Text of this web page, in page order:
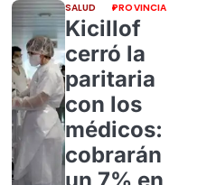
SALUD PROVINCIA
Kicillof
cerró la
paritaria
con los
médicos:
cobrarán